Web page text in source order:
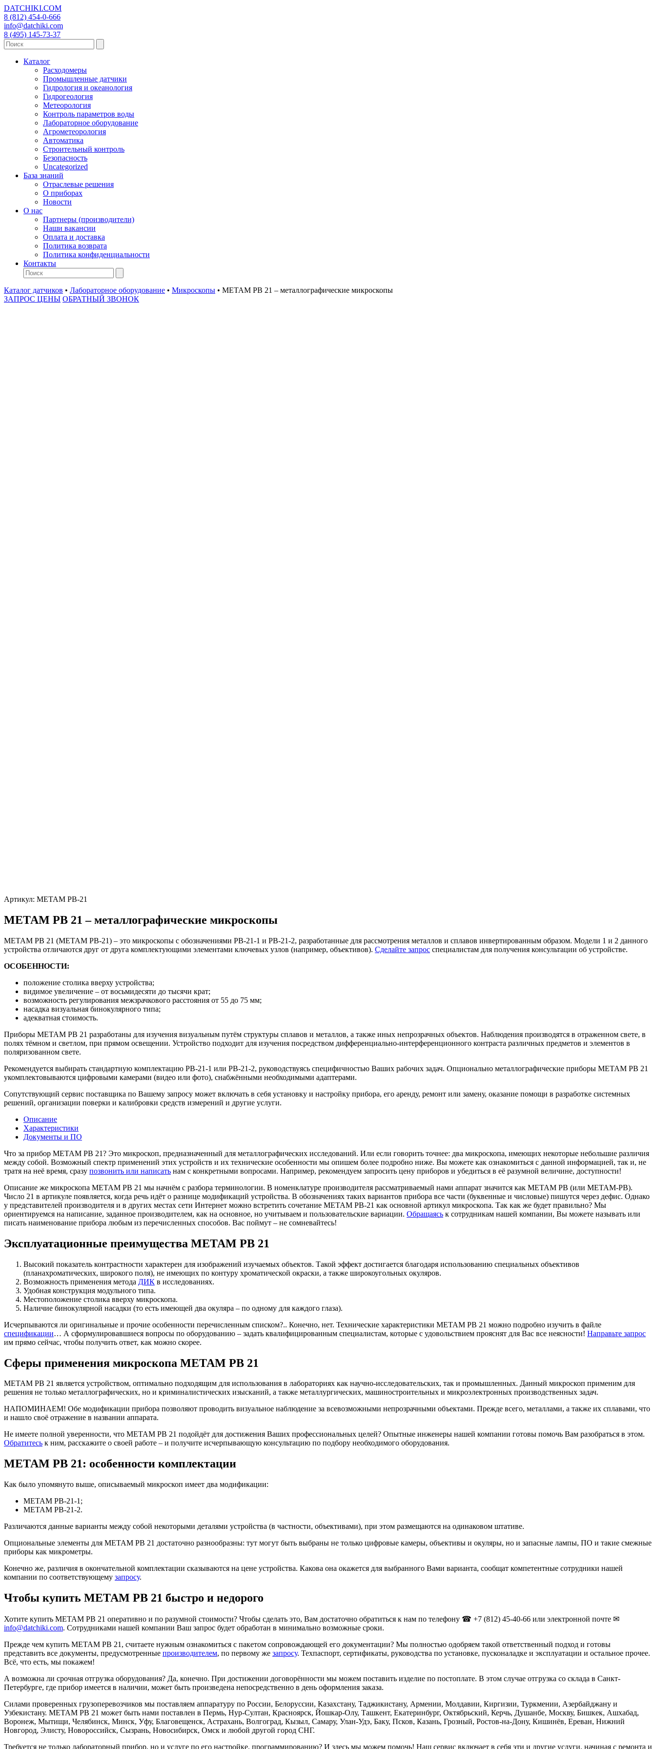
DATCHIKI.COM
8 (812) 454-0-666
info@datchiki.com
8 (495) 145-73-37
Каталог
Расходомеры
Промышленные датчики
Гидрология и океанология
Гидрогеология
Метеорология
Контроль параметров воды
Лабораторное оборудование
Агрометеорология
Автоматика
Строительный контроль
Безопасность
Uncategorized
База знаний
Отраслевые решения
О приборах
Новости
О нас
Партнеры (производители)
Наши вакансии
Оплата и доставка
Политика возврата
Политика конфиденциальности
Контакты
Каталог датчиков • Лабораторное оборудование • Микроскопы • МЕТАМ РВ 21 – металлографические микроскопы
ЗАПРОС ЦЕНЫ ОБРАТНЫЙ ЗВОНОК
Артикул: МЕТАМ РВ-21
МЕТАМ РВ 21 – металлографические микроскопы
МЕТАМ РВ 21 (МЕТАМ РВ-21) – это микроскопы с обозначениями РВ-21-1 и РВ-21-2, разработанные для рассмотрения металлов и сплавов инвертированным образом. Модели 1 и 2 данного
устройства отличаются друг от друга комплектующими элементами ключевых узлов (например, объективов). Сделайте запрос специалистам для получения консультации об устройстве.
ОСОБЕННОСТИ:
положение столика вверху устройства;
видимое увеличение – от восьмидесяти до тысячи крат;
возможность регулирования межзрачкового расстояния от 55 до 75 мм;
насадка визуальная бинокулярного типа;
адекватная стоимость.
Приборы МЕТАМ РВ 21 разработаны для изучения визуальным путём структуры сплавов и металлов, а также иных непрозрачных объектов. Наблюдения производятся в отраженном свете, в
полях тёмном и светлом, при прямом освещении. Устройство подходит для изучения посредством дифференциально-интерференционного контраста различных предметов и элементов в
поляризованном свете.
Рекомендуется выбирать стандартную комплектацию РВ-21-1 или РВ-21-2, руководствуясь специфичностью Ваших рабочих задач. Опционально металлографические приборы МЕТАМ РВ 21
укомплектовываются цифровыми камерами (видео или фото), снабжёнными необходимыми адаптерами.
Сопутствующий сервис поставщика по Вашему запросу может включать в себя установку и настройку прибора, его аренду, ремонт или замену, оказание помощи в разработке системных
решений, организации поверки и калибровки средств измерений и другие услуги.
Описание
Характеристики
Документы и ПО
Что за прибор МЕТАМ РВ 21? Это микроскоп, предназначенный для металлографических исследований. Или если говорить точнее: два микроскопа, имеющих некоторые небольшие различия
между собой. Возможный спектр применений этих устройств и их технические особенности мы опишем более подробно ниже. Вы можете как ознакомиться с данной информацией, так и, не
тратя на неё время, сразу позвонить или написать нам с конкретными вопросами. Например, рекомендуем запросить цену приборов и убедиться в её разумной величине, доступности!
Описание же микроскопа МЕТАМ РВ 21 мы начнём с разбора терминологии. В номенклатуре производителя рассматриваемый нами аппарат значится как МЕТАМ РВ (или МЕТАМ-РВ).
Число 21 в артикуле появляется, когда речь идёт о разнице модификаций устройства. В обозначениях таких вариантов прибора все части (буквенные и числовые) пишутся через дефис. Однако
у представителей производителя и в других местах сети Интернет можно встретить сочетание МЕТАМ РВ-21 как основной артикул микроскопа. Так как же будет правильно? Мы
ориентируемся на написание, заданное производителем, как на основное, но учитываем и пользовательские вариации. Обращаясь к сотрудникам нашей компании, Вы можете называть или
писать наименование прибора любым из перечисленных способов. Вас поймут – не сомневайтесь!
Эксплуатационные преимущества МЕТАМ РВ 21
Высокий показатель контрастности характерен для изображений изучаемых объектов. Такой эффект достигается благодаря использованию специальных объективов
(планахроматических, широкого поля), не имеющих по контуру хроматической окраски, а также широкоугольных окуляров.
Возможность применения метода ДИК в исследованиях.
Удобная конструкция модульного типа.
Местоположение столика вверху микроскопа.
Наличие бинокулярной насадки (то есть имеющей два окуляра – по одному для каждого глаза).
Исчерпываются ли оригинальные и прочие особенности перечисленным списком?.. Конечно, нет. Технические характеристики МЕТАМ РВ 21 можно подробно изучить в файле
спецификации… А сформулировавшиеся вопросы по оборудованию – задать квалифицированным специалистам, которые с удовольствием прояснят для Вас все неясности! Направьте запрос
им прямо сейчас, чтобы получить ответ, как можно скорее.
Сферы применения микроскопа МЕТАМ РВ 21
МЕТАМ РВ 21 является устройством, оптимально подходящим для использования в лабораториях как научно-исследовательских, так и промышленных. Данный микроскоп применим для
решения не только металлографических, но и криминалистических изысканий, а также металлургических, машиностроительных и микроэлектронных производственных задач.
НАПОМИНАЕМ! Обе модификации прибора позволяют проводить визуальное наблюдение за всевозможными непрозрачными объектами. Прежде всего, металлами, а также их сплавами, что
и нашло своё отражение в названии аппарата.
Не имеете полной уверенности, что МЕТАМ РВ 21 подойдёт для достижения Ваших профессиональных целей? Опытные инженеры нашей компании готовы помочь Вам разобраться в этом.
Обратитесь к ним, расскажите о своей работе – и получите исчерпывающую консультацию по подбору необходимого оборудования.
МЕТАМ РВ 21: особенности комплектации
Как было упомянуто выше, описываемый микроскоп имеет два модификации:
МЕТАМ РВ-21-1;
МЕТАМ РВ-21-2.
Различаются данные варианты между собой некоторыми деталями устройства (в частности, объективами), при этом размещаются на одинаковом штативе.
Опциональные элементы для МЕТАМ РВ 21 достаточно разнообразны: тут могут быть выбраны не только цифровые камеры, объективы и окуляры, но и запасные лампы, ПО и такие смежные
приборы как микрометры.
Конечно же, различия в окончательной комплектации сказываются на цене устройства. Какова она окажется для выбранного Вами варианта, сообщат компетентные сотрудники нашей
компании по соответствующему запросу.
Чтобы купить МЕТАМ РВ 21 быстро и недорого
Хотите купить МЕТАМ РВ 21 оперативно и по разумной стоимости? Чтобы сделать это, Вам достаточно обратиться к нам по телефону ☎ +7 (812) 45-40-66 или электронной почте ✉
info@datchiki.com. Сотрудниками нашей компании Ваш запрос будет обработан в минимально возможные сроки.
Прежде чем купить МЕТАМ РВ 21, считаете нужным ознакомиться с пакетом сопровождающей его документации? Мы полностью одобряем такой ответственный подход и готовы
представить все документы, предусмотренные производителем, по первому же запросу. Техпаспорт, сертификаты, руководства по установке, пусконаладке и эксплуатации и остальное прочее.
Всё, что есть, мы покажем!
А возможна ли срочная отгрузка оборудования? Да, конечно. При достижении договорённости мы можем поставить изделие по постоплате. В этом случае отгрузка со склада в Санкт-
Петербурге, где прибор имеется в наличии, может быть произведена непосредственно в день оформления заказа.
Силами проверенных грузоперевозчиков мы поставляем аппаратуру по России, Белоруссии, Казахстану, Таджикистану, Армении, Молдавии, Киргизии, Туркмении, Азербайджану и
Узбекистану. МЕТАМ РВ 21 может быть нами поставлен в Пермь, Нур-Султан, Красноярск, Йошкар-Олу, Ташкент, Екатеринбург, Октябрьский, Керчь, Душанбе, Москву, Бишкек, Ашхабад,
Воронеж, Мытищи, Челябинск, Минск, Уфу, Благовещенск, Астрахань, Волгоград, Кызыл, Самару, Улан-Удэ, Баку, Псков, Казань, Грозный, Ростов-на-Дону, Кишинёв, Ереван, Нижний
Новгород, Элисту, Новороссийск, Сызрань, Новосибирск, Омск и любой другой город СНГ.
Требуется не только лабораторный прибор, но и услуге по его настройке, программированию? И здесь мы можем помочь! Наш сервис включает в себя эти и другие услуги, начиная с ремонта и